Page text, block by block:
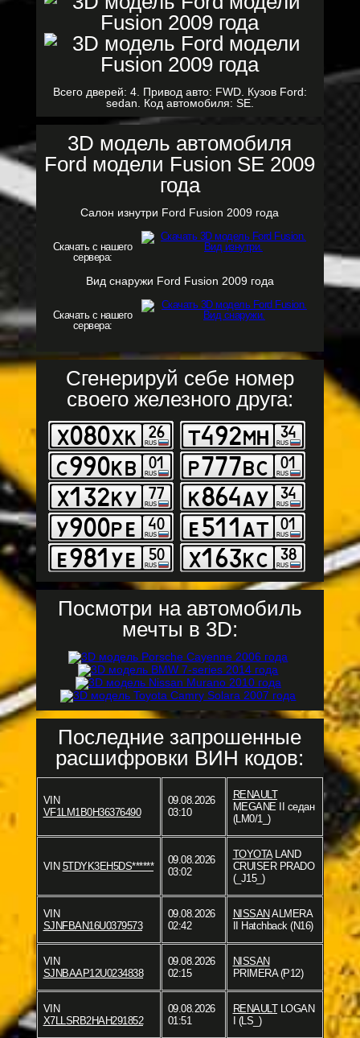
Всего дверей: 4. Привод авто: FWD. Кузов Ford:
sedan. Код автомобиля: SE.
3D модель автомобиля
Ford модели Fusion SE 2009
года
Салон изнутри Ford Fusion 2009 года
Скачать с нашего
сервера:
Вид снаружи Ford Fusion 2009 года
Скачать с нашего
сервера:
Сгенерируй себе номер
своего железного друга:
Посмотри на автомобиль
мечты в 3D:
Последние запрошенные
расшифровки ВИН кодов:
VIN
VF1LM1B0H36376490
09.08.2026
03:10
RENAULT
MEGANE II седан
(LM0/1_)
VIN 5TDYK3EH5DS******
09.08.2026
03:02
TOYOTALAND
CRUISER PRADO
(_J15_)
VIN
SJNFBAN16U0379573
09.08.2026
02:42
NISSAN ALMERA
II Hatchback (N16)
VIN
SJNBAAP12U0234838
09.08.2026
02:15
NISSAN
PRIMERA (P12)
VIN
X7LLSRB2HAH291852
09.08.2026
01:51
RENAULTLOGAN
I (LS_)